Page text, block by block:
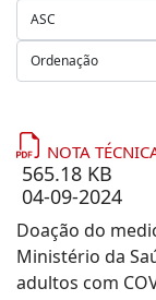
NOTA
565.18 KB
04-09-2024
Doação do
Ministério da
adultos com